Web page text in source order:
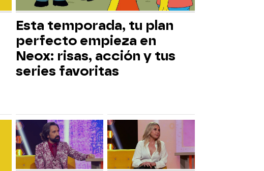
Esta temporada, tu plan
perfecto empieza en
Neox: risas, acción y tus
series favoritas